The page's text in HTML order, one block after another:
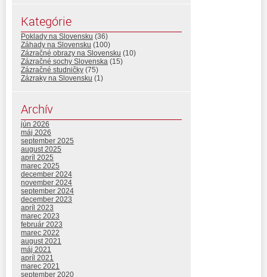
Kategórie
Poklady na Slovensku (36)
Záhady na Slovensku (100)
Zázračné obrazy na Slovensku (10)
Zázračné sochy Slovenska (15)
Zázračné studničky (75)
Zázraky na Slovensku (1)
Archív
jún 2026
máj 2026
september 2025
august 2025
apríl 2025
marec 2025
december 2024
november 2024
september 2024
december 2023
apríl 2023
marec 2023
február 2023
marec 2022
august 2021
máj 2021
apríl 2021
marec 2021
september 2020